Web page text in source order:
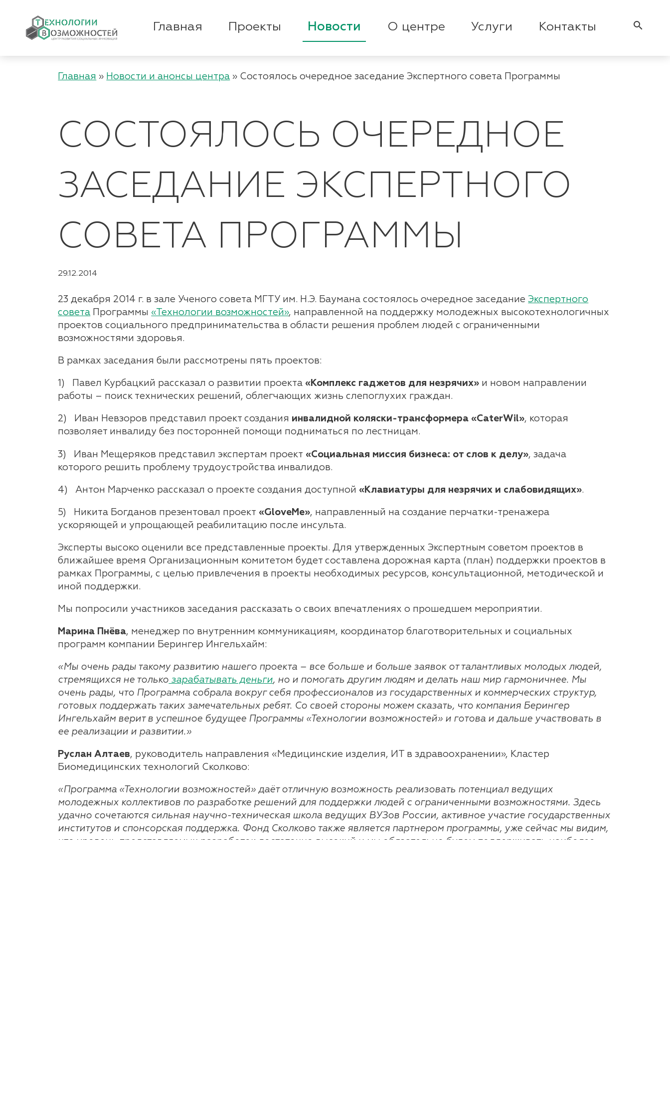
Главная Проекты Новости О центре Услуги Контакты search
Главная » Новости и анонсы центра » Состоялось очередное заседание Экспертного совета Программы
СОСТОЯЛОСЬ ОЧЕРЕДНОЕ
ЗАСЕДАНИЕ ЭКСПЕРТНОГО
СОВЕТА ПРОГРАММЫ
29.12.2014
23 декабря 2014 г. в зале Ученого совета МГТУ им. Н.Э. Баумана состоялось очередное заседаниеЭкспертного
совета Программы «Технологии возможностей», направленной на поддержку молодежных высокотехнологичных
проектов социального предпринимательства в области решения проблем людей с ограниченными
возможностями здоровья.
В рамках заседания были рассмотрены пять проектов:
1) Павел Курбацкий рассказал о развитии проекта «Комплекс гаджетов для незрячих» и новом направлении
работы – поиск технических решений, облегчающих жизнь слепоглухих граждан.
2) Иван Невзоров представил проект создания инвалидной коляски-трансформера «CaterWil», которая
позволяет инвалиду без посторонней помощи подниматься по лестницам.
3) Иван Мещеряков представил экспертам проект «Социальная миссия бизнеса: от слов к делу», задача
которого решить проблему трудоустройства инвалидов.
4) Антон Марченко рассказал о проекте создания доступной «Клавиатуры для незрячих и слабовидящих».
5) Никита Богданов презентовал проект «GloveMe», направленный на создание перчатки-тренажера
ускоряющей и упрощающей реабилитацию после инсульта.
Эксперты высоко оценили все представленные проекты. Для утвержденных Экспертным советом проектов в
ближайшее время Организационным комитетом будет составлена дорожная карта (план) поддержки проектов в
рамках Программы, с целью привлечения в проекты необходимых ресурсов, консультационной, методической и
иной поддержки.
Мы попросили участников заседания рассказать о своих впечатлениях о прошедшем мероприятии.
Марина Пнёва, менеджер по внутренним коммуникациям, координатор благотворительных и социальных
программ компании Берингер Ингельхайм:
«Мы очень рады такому развитию нашего проекта – все больше и больше заявок от талантливых молодых людей,
стремящихся не только зарабатывать деньги, но и помогать другим людям и делать наш мир гармоничнее. Мы
очень рады, что Программа собрала вокруг себя профессионалов из государственных и коммерческих структур,
готовых поддержать таких замечательных ребят. Со своей стороны можем сказать, что компания Берингер
Ингельхайм верит в успешное будущее Программы «Технологии возможностей» и готова и дальше участвовать в
ее реализации и развитии.»
Руслан Алтаев, руководитель направления «Медицинские изделия, ИТ в здравоохранении», Кластер
Биомедицинских технологий Сколково:
«Программа «Технологии возможностей» даёт отличную возможность реализовать потенциал ведущих
молодежных коллективов по разработке решений для поддержки людей с ограниченными возможностями. Здесь
удачно сочетаются сильная научно-техническая школа ведущих ВУЗов России, активное участие государственных
институтов и спонсорская поддержка. Фонд Сколково также является партнером программы, уже сейчас мы видим,
что уровень представляемых разработок достаточно высокий и мы обязательно будем поддерживать наиболее